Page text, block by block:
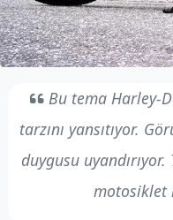
Bu tema Harley-
tarzını yansıtıyor.
duygusu
motosiklet